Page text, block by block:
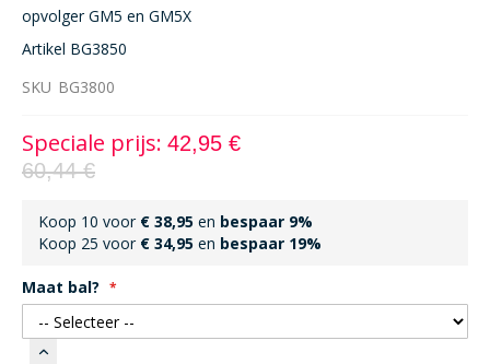
opvolger GM5 en GM5X
Artikel BG3850
SKU BG3800
Speciale prijs 42,95 €
60,44 €
Koop 10 voor € 38,95 en bespaar 9%
Koop 25 voor € 34,95 en bespaar 19%
Maat bal?